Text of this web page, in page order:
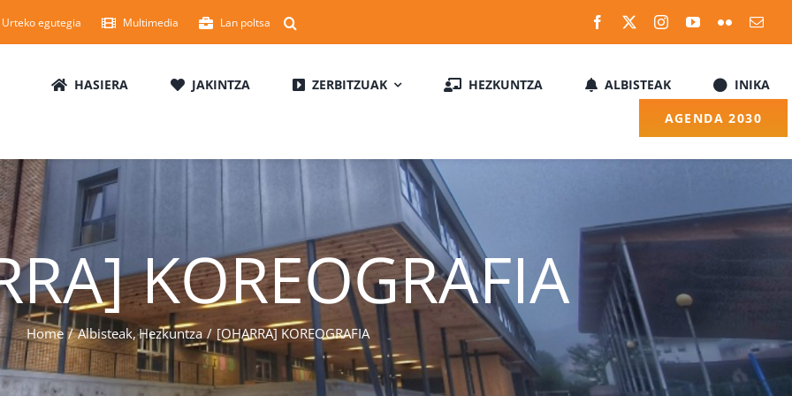
Urteko egutegia Multimedia Lan poltsa
HASIERA JAKINTZA ZERBITZUAK HEZKUNTZA ALBISTEAK
INIKA
AGENDA 2030
KOREOGRAFIA
Home Albisteak Hezkuntza [OHARRA] KOREOGRAFIA